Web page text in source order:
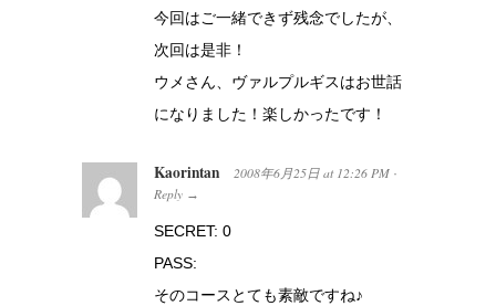
今回はご一緒できず残念でしたが、
次回は是非！
ウメさん、ヴァルプルギスはお世話
になりました！楽しかったです！
Kaorintan 2008年6月25日 at 12:26 PM ·
Reply →
SECRET: 0
PASS:
そのコースとても素敵ですね♪